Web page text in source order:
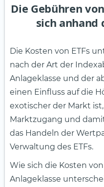
Die Gebühren
sich
Die Kosten von ETFs
nach der Art der
Anlageklasse und der
einen Einfluss auf die
exotischer der Markt
Marktzugang und
das Handeln der
Verwaltung des ETFs.
Wie sich die Kosten
Anlageklasse